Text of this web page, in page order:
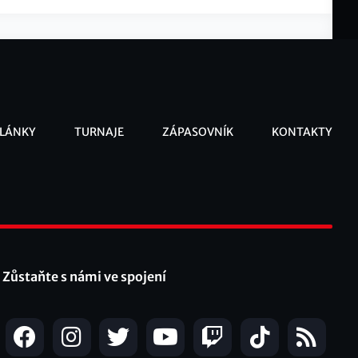
TURNAJE ZÁPASOVNÍK KONTAKTY
Zůstaňte s námi ve spojení